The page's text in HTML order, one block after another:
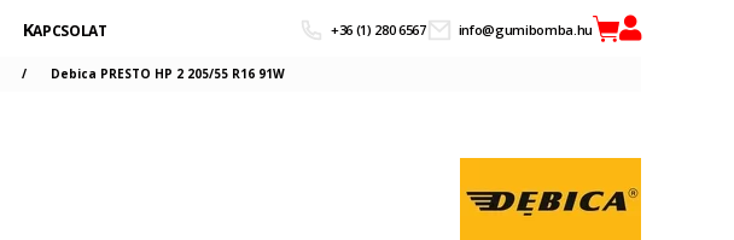
KAPCSOLAT +36 (1) 280 6567 info@gumibomba.hu
Debica PRESTO HP 2 205/55 R16 91W